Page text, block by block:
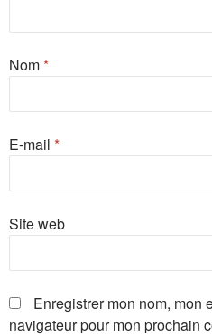
Nom*
E-mail *
Site web
Enregistrer mon nom, mon
navigateur pour mon prochain